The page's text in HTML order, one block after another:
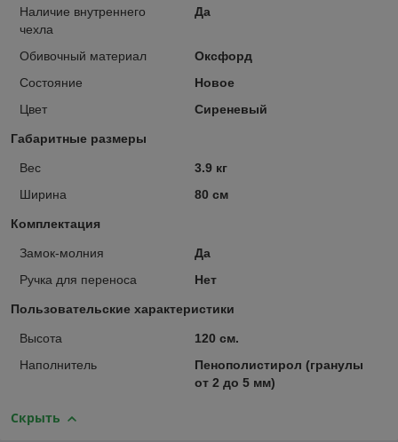
Наличие внутреннего
чехла
Да
Обивочный материал
Оксфорд
Состояние
Новое
Цвет
Сиреневый
Габаритные размеры
Вес
3.9 кг
Ширина
80 см
Комплектация
Замок-молния
Да
Ручка для переноса
Нет
Пользовательские характеристики
Высота
120 см.
Наполнитель
Пенополистирол (гранулы
от 2 до 5 мм)
Скрыть